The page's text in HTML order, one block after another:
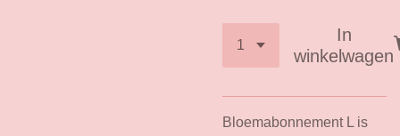
In
winkelwagen
Bloemabonnement L is